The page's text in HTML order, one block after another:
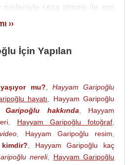
nedeniyle ceza alması ile son
kayırmak" suçundan
sonunda üç yıllık hapis
isimli şirketin sahibi olan
, 1976 yılında Halil Bezmen'e
Bakır ve Mamulleri A.Ş.'ni
satın almıştır. Bu
Sümerbank'ı 103.5 milyon
Hayyam Garipoğlu, POAŞ'ın
››
İçin Yapılan
mu?
Hayyam Garipoğlu
hayatı
Hayyam Garipoğlu
Garipoğlu hakkında
Hayyam
Hayyam Garipoğlu fotoğraf
Hayyam Garipoğlu resim
Hayyam Garipoğlu kaç
nereli, Hayyam Garipoğlu